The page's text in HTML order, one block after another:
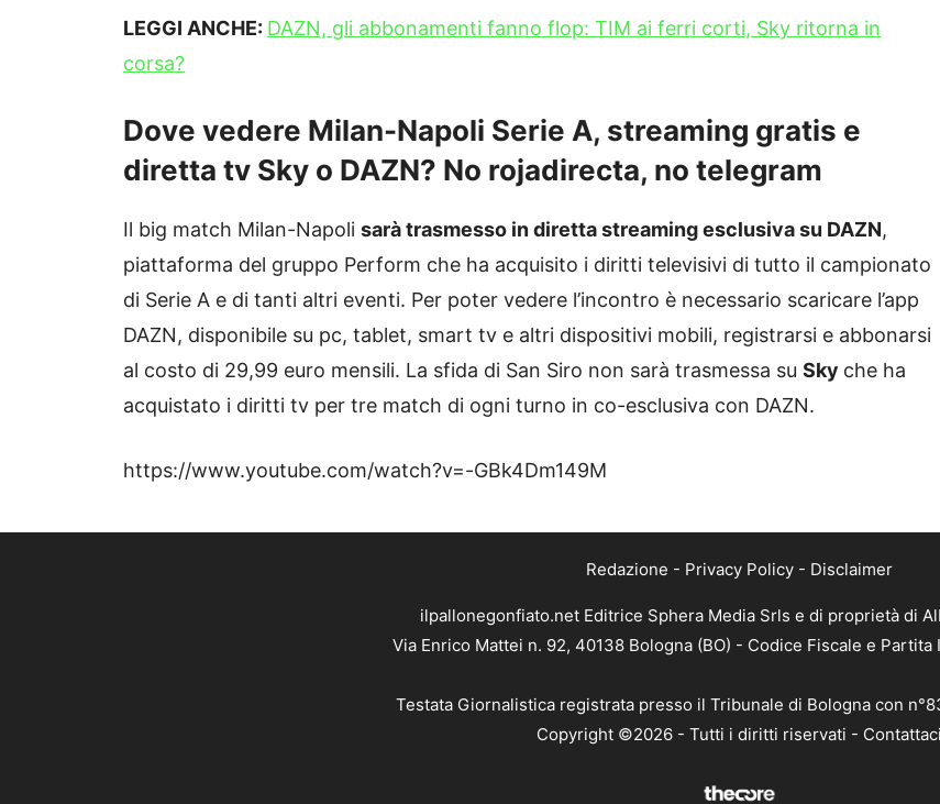
LEGGI ANCHE: DAZN, gli abbonamenti fanno flop: TIM ai ferri corti, Sky ritorna in
corsa?
Dove vedere Milan-Napoli Serie A, streaming gratis e
diretta tv Sky o DAZN? No rojadirecta, no telegram
Il big match Milan-Napoli sarà trasmesso in diretta streaming esclusiva su DAZN,
piattaforma del gruppo Perform che ha acquisito i diritti televisivi di tutto il campionato
di Serie A e di tanti altri eventi. Per poter vedere l’incontro è necessario scaricare l’app
DAZN, disponibile su pc, tablet, smart tv e altri dispositivi mobili, registrarsi e abbonarsi
al costo di 29,99 euro mensili. La sfida di San Siro non sarà trasmessa su Sky che ha
acquistato i diritti tv per tre match di ogni turno in co-esclusiva con DAZN.
https://www.youtube.com/watch?v=-GBk4Dm149M
Redazione - Privacy Policy- Disclaimer
ilpallonegonfiato.net Editrice Sphera Media Srls e di proprietà di
Via Enrico Mattei n. 92, 40138 Bologna (BO) - Codice Fiscale e Partita
Testata Giornalistica registrata presso il Tribunale di Bologna con
Copyright ©2026 - Tutti i diritti riservati - Contattaci